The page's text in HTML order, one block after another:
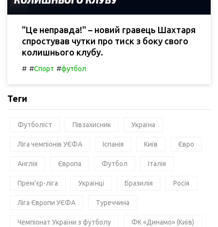
"Це неправда!" – новий гравець Шахтаря
спростував чутки про тиск з боку свого
колишнього клубу.
# #Спорт #футбол
Теги
Футболіст Півзахисник Україна
Ліга чемпіонів УЄФА Іспанія Київ Євро
Англія Європа Футбол Італія
Прем'єр-ліга Українці Бразилія Росія
Ліга Європи УЄФА Туреччина
Чемпіонат України з футболу ФК «Динамо» (Київ)